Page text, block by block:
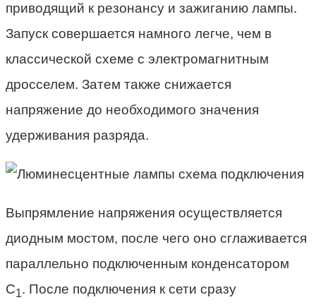
приводящий к резонансу и зажиганию лампы.
Запуск совершается намного легче, чем в
классической схеме с электромагнитным
дросселем. Затем также снижается
напряжение до необходимого значения
удерживания разряда.
Выпрямление напряжения осуществляется
диодным мостом, после чего оно сглаживается
параллельно подключенным конденсатором
С1. После подключения к сети сразу